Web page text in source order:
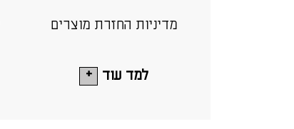
מדיניות החזרת מוצרים
למד עוד